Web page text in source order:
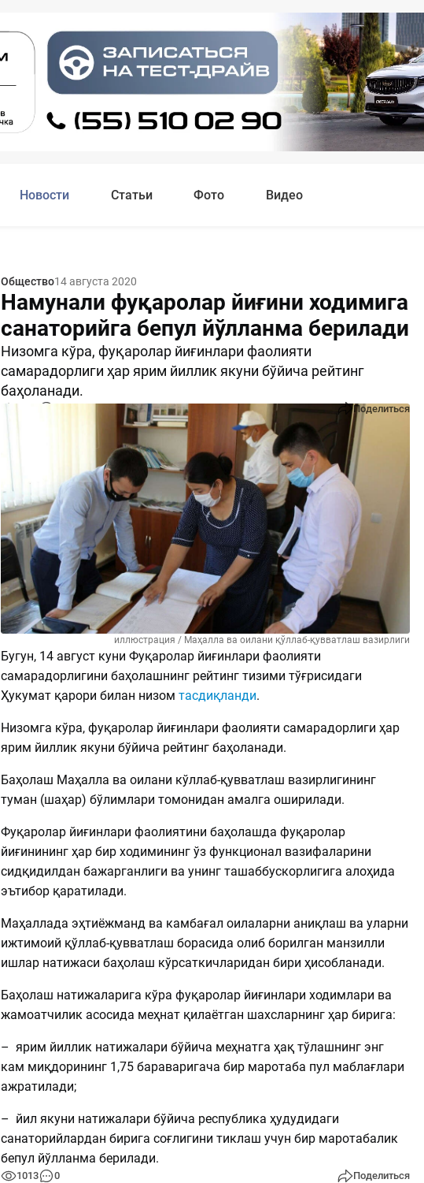
Новости Статьи Фото Видео
Общество14 августа 2020
Намунали фуқаролар йиғини ходимига
санаторийга бепул йўлланма берилади
Низомга кўра, фуқаролар йиғинлари фаолияти
самарадорлиги ҳар ярим йиллик якуни бўйича рейтинг
баҳоланади.
Поделиться
иллюстрация / Маҳалла ва оилани қўллаб-қувватлаш вазирлиги
Бугун, 14 август куни Фуқаролар йиғинлари фаолияти
самарадорлигини баҳолашнинг рейтинг тизими тўғрисидаги
Ҳукумат қарори билан низом тасдиқланди.
Низомга кўра, фуқаролар йиғинлари фаолияти самарадорлиги ҳар
ярим йиллик якуни бўйича рейтинг баҳоланади.
Баҳолаш Маҳалла ва оилани кўллаб-қувватлаш вазирлигининг
туман (шаҳар) бўлимлари томонидан амалга оширилади.
Фуқаролар йиғинлари фаолиятини баҳолашда фуқаролар
йиғинининг ҳар бир ходимининг ўз функционал вазифаларини
сидқидилдан бажарганлиги ва унинг ташаббускорлигига алоҳида
эътибор қаратилади.
Маҳаллада эҳтиёжманд ва камбағал оилаларни аниқлаш ва уларни
ижтимоий қўллаб-қувватлаш борасида олиб борилган манзилли
ишлар натижаси баҳолаш кўрсаткичларидан бири ҳисобланади.
Баҳолаш натижаларига кўра фуқаролар йиғинлари ходимлари ва
жамоатчилик асосида меҳнат қилаётган шахсларнинг ҳар бирига:
– ярим йиллик натижалари бўйича меҳнатга ҳақ тўлашнинг энг
кам миқдорининг 1,75 бараваригача бир маротаба пул маблағлари
ажратилади;
– йил якуни натижалари бўйича республика ҳудудидаги
санаторийлардан бирига соғлигини тиклаш учун бир маротабалик
бепул йўлланма берилади.
1013 0 Поделиться